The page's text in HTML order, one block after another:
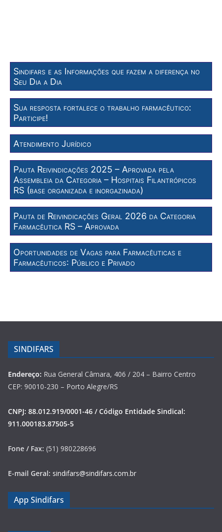
Sindifars e as Informações que fazem a diferença no
Seu Dia a Dia
Sua resposta fortalece o trabalho farmacêutico:
Participe!
Atendimento Jurídico
Pauta Reivindicações 2025 – Aprovada pela
Assembleia da Categoria – Hospitais Filantrópicos
RS (base organizada e inorgazinada)
Pauta de Reivindicações Geral 2026 da Categoria
Farmacêutica RS – Aprovada
Oportunidades de Vagas para Farmacêuticas e
Farmacêuticos: Público e Privado
SINDIFARS
Endereço: Rua General Câmara, 406 / 204 – Bairro Centro
CEP: 90010-230 – Porto Alegre/RS
CNPJ: 88.012.919/0001-46 / Código Entidade Sindical:
911.000183.87505-5
Fone / Fax: (51) 980228696
E-mail Geral: sindifars@sindifars.com.br
App Sindifars